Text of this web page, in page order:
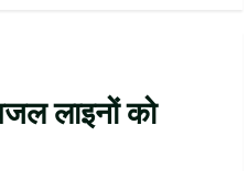
लाइनों को